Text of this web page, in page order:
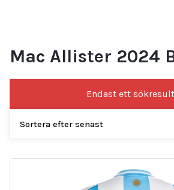
Mac Allister 2024
Endast ett